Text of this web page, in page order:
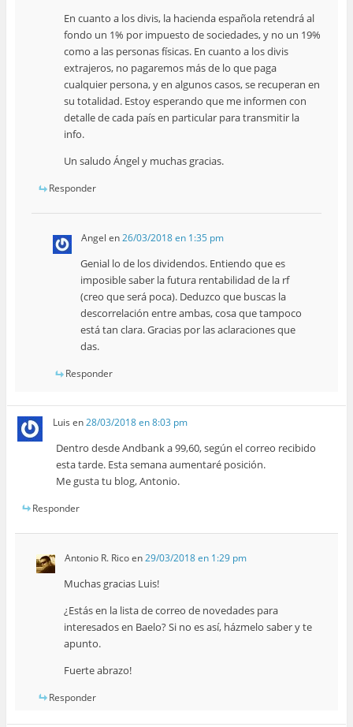
En cuanto a los divis, la hacienda española retendrá al
fondo un 1% por impuesto de sociedades, y no un 19%
como a las personas físicas. En cuanto a los divis
extrajeros, no pagaremos más de lo que paga
cualquier persona, y en algunos casos, se recuperan en
su totalidad. Estoy esperando que me informen con
detalle de cada país en particular para transmitir la
info.
Un saludo Ángel y muchas gracias.
Responder
Angel en26/03/2018 en 1:35 pm
Genial lo de los dividendos. Entiendo que es
imposible saber la futura rentabilidad de la rf
(creo que será poca). Deduzco que buscas la
descorrelación entre ambas, cosa que tampoco
está tan clara. Gracias por las aclaraciones que
das.
Responder
Luis en28/03/2018 en 8:03 pm
Dentro desde Andbank a 99,60, según el correo recibido
esta tarde. Esta semana aumentaré posición.
Me gusta tu blog, Antonio.
Responder
Antonio R. Ricoen29/03/2018 en 1:29 pm
Muchas gracias Luis!
¿Estás en la lista de correo de novedades para
interesados en Baelo? Si no es así, házmelo saber y te
apunto.
Fuerte abrazo!
Responder